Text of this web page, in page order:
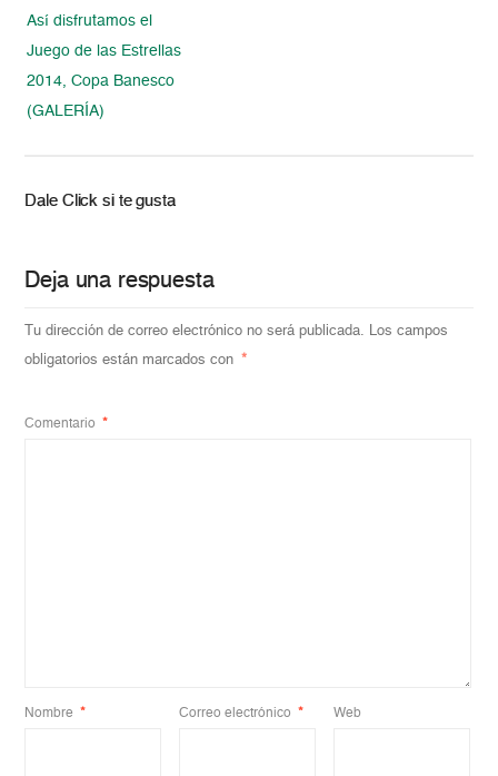
Así disfrutamos el
Juego de las Estrellas
2014, Copa Banesco
(GALERÍA)
Dale Click si te gusta
Deja una respuesta
Tu dirección de correo electrónico no será publicada. Los campos
obligatorios están marcados con *
Comentario *
Nombre * Correo electrónico * Web